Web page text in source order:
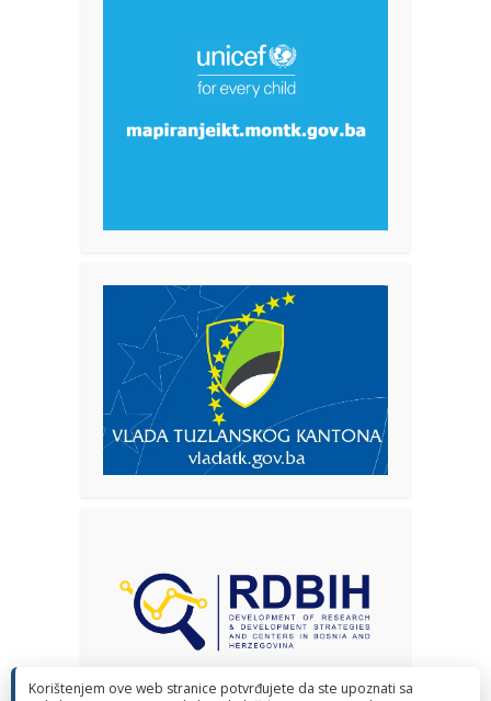
Korištenjem ove web stranice potvrđujete da ste upoznati sa